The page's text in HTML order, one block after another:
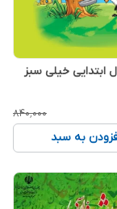
ابتدایی خیلی سبز
۸۴۰٬۰۰۰
به سبد